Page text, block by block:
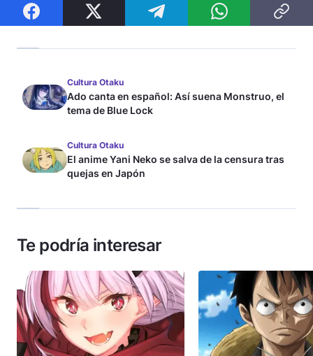
Cultura Otaku
Ado canta en español: Así suena Monstruo, el
tema de Blue Lock
Cultura Otaku
El anime Yani Neko se salva de la censura tras
quejas en Japón
Te podría interesar